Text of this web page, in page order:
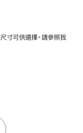
寸可供選擇。請參照我